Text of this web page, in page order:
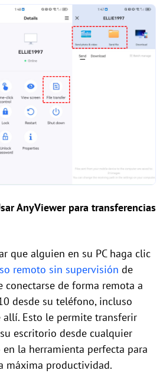
AnyViewer para transferencias
que alguien en su PC haga clic
remoto sin supervisión de
conectarse de forma remota a
desde su teléfono, incluso
allí. Esto le permite transferir
escritorio desde cualquier
la herramienta perfecta para
máxima productividad.